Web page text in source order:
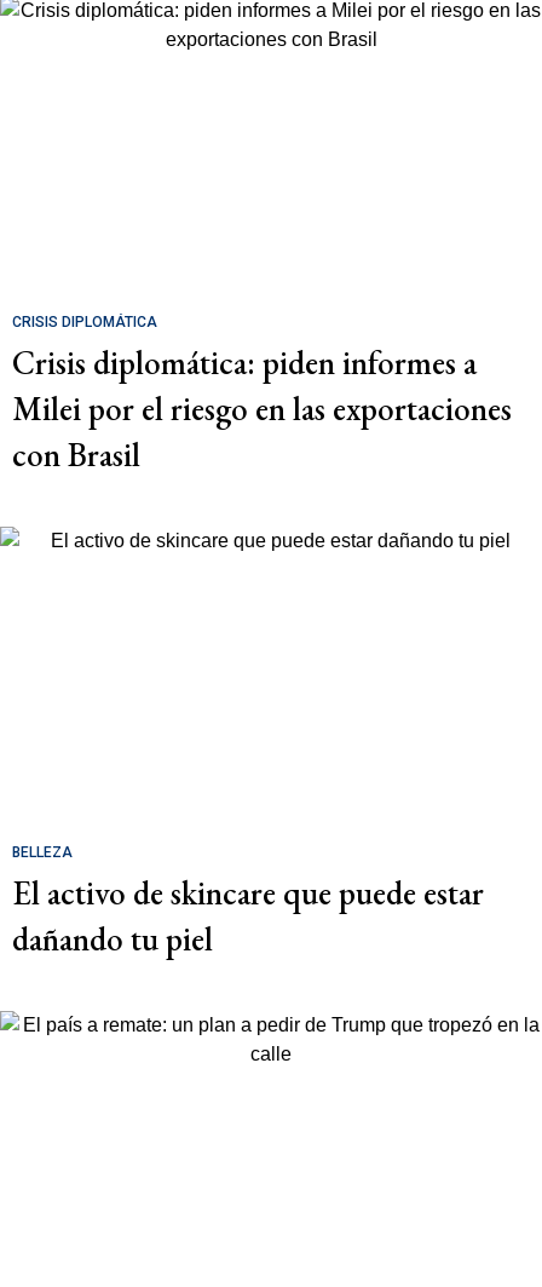
CRISIS DIPLOMÁTICA
Crisis diplomática: piden informes a
Milei por el riesgo en las exportaciones
con Brasil
BELLEZA
El activo de skincare que puede estar
dañando tu piel